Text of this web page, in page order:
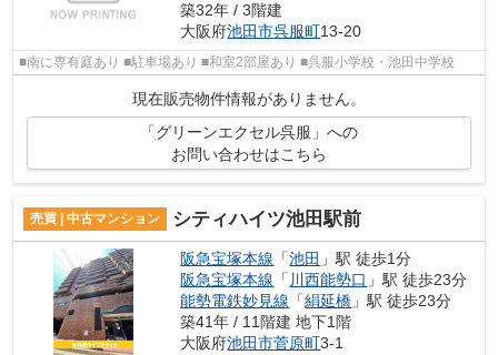
築32年 / 3階建
大阪府池田市呉服町13-20
■南に専有庭あり ■駐車場あり ■和室2部屋あり ■呉服小学校・池田中学校
現在販売物件情報がありません。
「グリーンエクセル呉服」への
お問い合わせはこちら
売買 | 中古マンション シティハイツ池田駅前
阪急宝塚本線 「池田 」駅 徒歩1分
阪急宝塚本線 「 川西能勢口 」駅 徒歩23分
能勢電鉄妙見線 「絹延橋 」駅 徒歩23分
築41年 / 11階建 地下1階
大阪府池田市菅原町3-1